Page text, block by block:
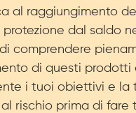
al raggiungimento
protezione dal saldo
comprendere
di questi prodotti
i tuoi obiettivi e la
rischio prima di fare